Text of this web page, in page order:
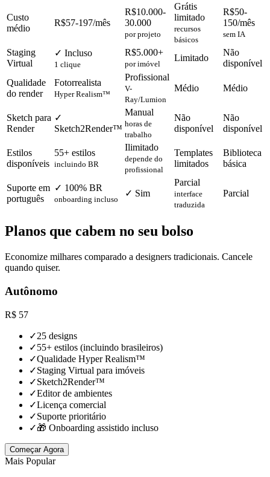
Custo
médio
R$57-197/mês
R$10.000-
30.000
por projeto
Grátis
limitado
recursos
básicos
R$50-
150/mês
sem IA
Staging
Virtual
✓ Incluso
1 clique
R$5.000+
por imóvel
Limitado
Não
disponível
Qualidade
do render
Fotorrealista
Hyper Realism™
Profissional
V-
Ray/Lumion
Médio Médio
Sketch para
Render
✓
Sketch2Render™
Manual
horas de
trabalho
Não
disponível
Não
disponível
Estilos
disponíveis
55+ estilos
incluindo BR
Ilimitado
depende do
profissional
Templates
limitados
Biblioteca
básica
Suporte em
português
✓ 100% BR
onboarding incluso
✓ Sim
Parcial
interface
traduzida
Parcial
Planos que cabem no seu bolso
Economize milhares comparado a designers tradicionais. Cancele
quando quiser.
Autônomo
R$ 57
✓25 designs
✓55+ estilos (incluindo brasileiros)
✓Qualidade Hyper Realism™
✓Staging Virtual para imóveis
✓Sketch2Render™
✓Editor de ambientes
✓Licença comercial
✓Suporte prioritário
✓🎁 Onboarding assistido incluso
Começar Agora
Mais Popular